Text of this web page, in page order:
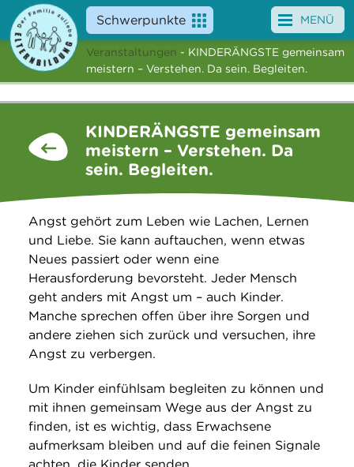
Schwerpunkte
Angebote
News
Suche
MENÜ
Veranstaltungen - KINDERÄNGSTE gemeinsam
meistern – Verstehen. Da sein. Begleiten.
KINDERÄNGSTE gemeinsam
meistern – Verstehen. Da
sein. Begleiten.
Angst gehört zum Leben wie Lachen, Lernen
und Liebe. Sie kann auftauchen, wenn etwas
Neues passiert oder wenn eine
Herausforderung bevorsteht. Jeder Mensch
geht anders mit Angst um – auch Kinder.
Manche sprechen offen über ihre Sorgen und
andere ziehen sich zurück und versuchen, ihre
Angst zu verbergen.
Um Kinder einfühlsam begleiten zu können und
mit ihnen gemeinsam Wege aus der Angst zu
finden, ist es wichtig, dass Erwachsene
aufmerksam bleiben und auf die feinen Signale